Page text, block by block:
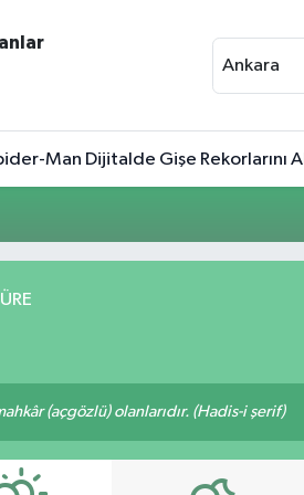
Ankara
Man Dijitalde Gişe Rekorlarını
(açgözlü) olanlarıdır. (Hadis-i şerif)